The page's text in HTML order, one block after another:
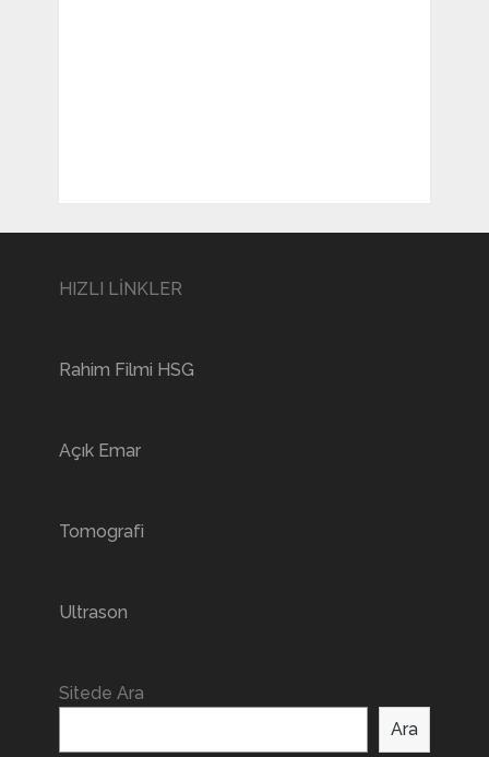
HIZLI LİNKLER
Rahim Filmi HSG
Açık Emar
Tomografi
Ultrason
Sitede Ara
Ara